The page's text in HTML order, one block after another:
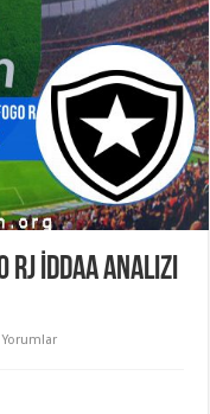
İddaa Analizi
Yorumlar